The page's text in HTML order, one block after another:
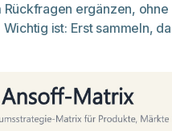
Rückfragen ergänzen, ohne
ist: Erst sammeln,